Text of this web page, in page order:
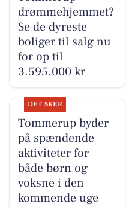
drømmehjemmet?
Se de dyreste
boliger til salg nu
for op til
3.595.000 kr
DET SKER
Tommerup byder
på spændende
aktiviteter for
både børn og
voksne i den
kommende uge